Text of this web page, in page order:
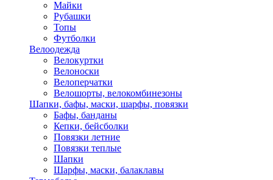
Майки
Рубашки
Топы
Футболки
Велоодежда
Велокуртки
Велоноски
Велоперчатки
Велошорты, велокомбинезоны
Шапки, бафы, маски, шарфы, повязки
Бафы, банданы
Кепки, бейсболки
Повязки летние
Повязки теплые
Шапки
Шарфы, маски, балаклавы